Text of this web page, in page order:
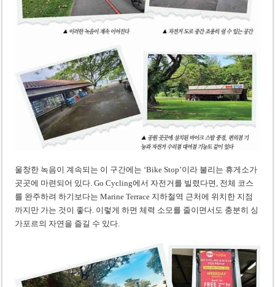
울창한 녹음이 계속되는 이 구간에는 ‘Bike Stop’이라 불리는 휴게소가
곳곳에 마련되어 있다. Go Cycling에서 자전거를 빌렸다면, 전체 코스
를 완주하려 하기보다는 Marine Terrace 지하철역 근처에 위치한 지점
까지만 가는 것이 좋다. 이렇게 하면 체력 소모를 줄이면서도 충분히 싱
가포르의 자연을 즐길 수 있다.